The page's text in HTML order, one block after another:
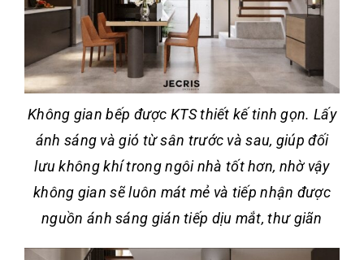
Không gian bếp được KTS thiết kế tinh gọn. Lấy
ánh sáng và gió từ sân trước và sau, giúp đối
lưu không khí trong ngôi nhà tốt hơn, nhờ vậy
không gian sẽ luôn mát mẻ và tiếp nhận được
nguồn ánh sáng gián tiếp dịu mắt, thư giãn